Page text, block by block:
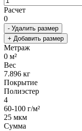
Расчет
0
- Удалить размер
+ Добавить размер
Метраж
0 м²
Вес
7.896 кг
Покрытие
Полиэстер
4
60-100 г/м²
25 мкм
Сумма